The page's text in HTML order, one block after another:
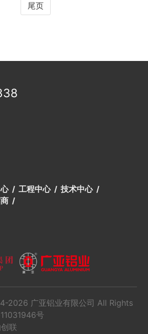
尾页
工程中心
技术中心
2026 广亚铝业有限公司 All Rights
号
联